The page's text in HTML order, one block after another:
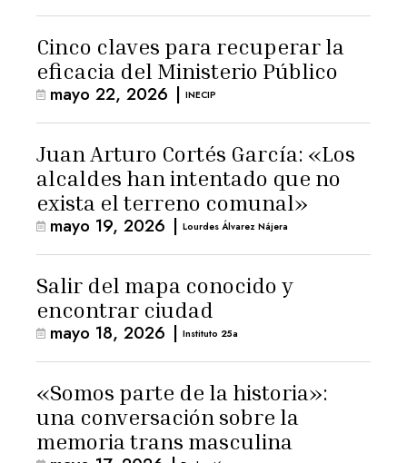
Cinco claves para recuperar la
eficacia del Ministerio Público
mayo 22, 2026 | INECIP
Juan Arturo Cortés García: «Los
alcaldes han intentado que no
exista el terreno comunal»
mayo 19, 2026 | Lourdes Álvarez Nájera
Salir del mapa conocido y
encontrar ciudad
mayo 18, 2026 | Instituto 25a
«Somos parte de la historia»:
una conversación sobre la
memoria trans masculina